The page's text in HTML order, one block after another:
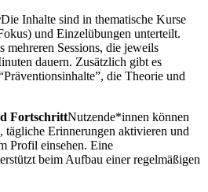
Die Inhalte sind in thematische Kurse
und Einzelübungen unterteilt.
mehreren Sessions, die jeweils
dauern. Zusätzlich gibt es
die Theorie und
FortschrittNutzende*innen können
tägliche Erinnerungen aktivieren und
Profil einsehen. Eine
beim Aufbau einer regelmäßigen